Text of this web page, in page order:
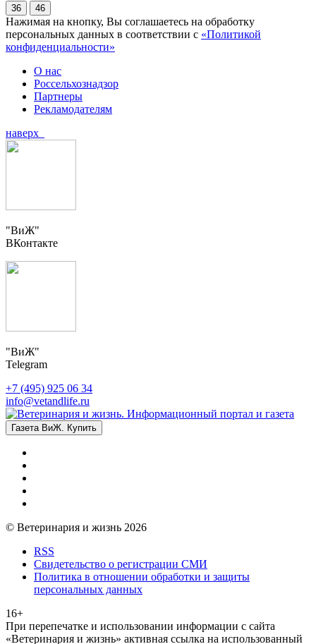
36 46
Нажимая на кнопку, Вы соглашаетесь на обработку
персональных данных в соответствии с «Политикой
конфиденциальности»
О нас
Россельхознадзор
Партнеры
Рекламодателям
наверх
"ВиЖ"
ВКонтакте
"ВиЖ"
Telegram
+7 (495) 925 06 34
info@vetandlife.ru
Газета ВиЖ. Купить
© Ветеринария и жизнь 2026
RSS
Свидетельство о регистрации СМИ
Политика в отношении обработки и защиты
персональных данных
16+
При перепечатке и использовании информации с сайта
«Ветеринария и жизнь» активная ссылка на использованный